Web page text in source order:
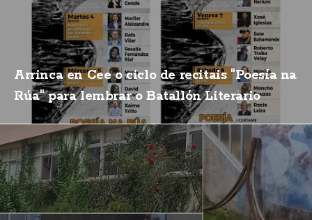
Arrinca en Cee o ciclo de recitais "Poesía na
Rúa" para lembrar o Batallón Literario